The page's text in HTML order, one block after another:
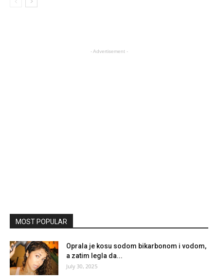
- Advertisement -
MOST POPULAR
Oprala je kosu sodom bikarbonom i vodom,
a zatim legla da...
July 30, 2025